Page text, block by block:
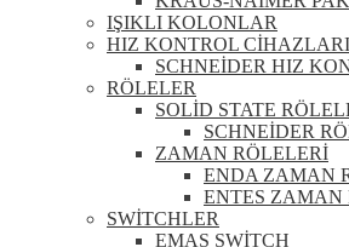
IŞIKLI KOLONLAR
HIZ KONTROL CİHAZLARI
SCHNEİDER HIZ
RÖLELER
SOLİD STATE
SCHNEİDER
ZAMAN RÖLELERİ
ENDA ZAMAN
ENTES ZAMAN
SWİTCHLER
EMAS SWİTCH